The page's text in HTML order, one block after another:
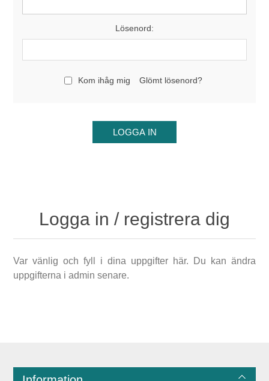
Lösenord:
Kom ihåg mig Glömt lösenord?
Logga in / registrera dig
Var vänlig och fyll i dina uppgifter här. Du kan ändra
uppgifterna i admin senare.